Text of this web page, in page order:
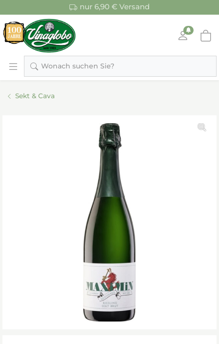
nur 6,90 € Versand
Wonach suchen Sie?
Sekt & Cava